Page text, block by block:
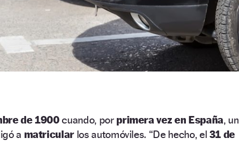
de 1900cuando, por primera vez en España, un
a matricular los automóviles. “De hecho, el 31 de